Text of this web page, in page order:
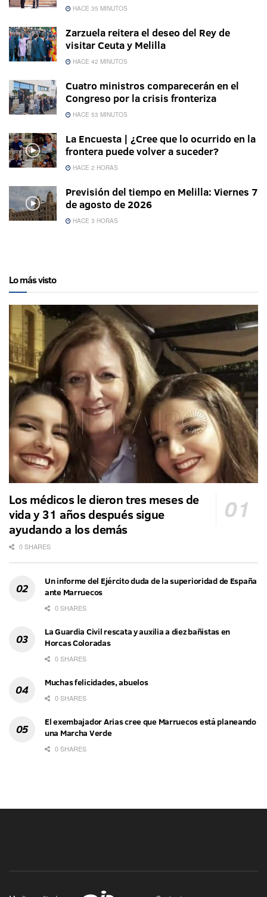
HACE 35 MINUTOS
Zarzuela reitera el deseo del Rey de
visitar Ceuta y Melilla
HACE 42 MINUTOS
Cuatro ministros comparecerán en el
Congreso por la crisis fronteriza
HACE 53 MINUTOS
La Encuesta | ¿Cree que lo ocurrido en la
frontera puede volver a suceder?
HACE 2 HORAS
Previsión del tiempo en Melilla: Viernes 7
de agosto de 2026
HACE 3 HORAS
Lo más visto
Los médicos le dieron tres meses de
vida y 31 años después sigue
ayudando a los demás
0 SHARES
Un informe del Ejército duda de la superioridad de España
ante Marruecos
0 SHARES
La Guardia Civil rescata y auxilia a diez bañistas en
Horcas Coloradas
0 SHARES
Muchas felicidades, abuelos
0 SHARES
El exembajador Arias cree que Marruecos está planeando
una Marcha Verde
0 SHARES